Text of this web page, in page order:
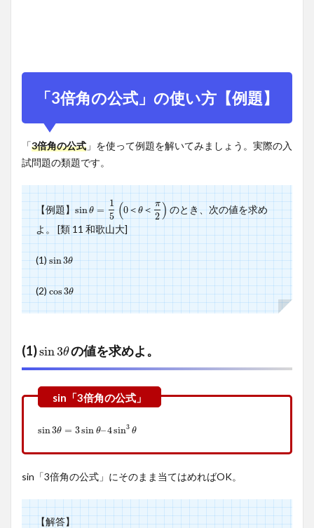
「3倍角の公式」の使い方【例題】
「3倍角の公式 」を使って例題を解いてみましょう。実際の入
試問題の類題です。
【例題】sinθ =
1
5
sinθ=15 (0＜θ＜
π
2)
(0＜θ＜π2)のとき、次の値を求め
よ。 [類 11 和歌山大]
(1)sin3θ
sin3θ
(2) cos3θ
cos3θ
(1)sin3θ
sin3θの値を求めよ。
sin3θ = 3sin θ–4sin3 θ
sin3θ =3 sinθ–4sin3θ
sin「3倍角の公式」にそのまま当てはめればOK。
【解答】